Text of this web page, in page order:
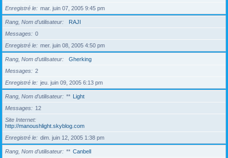
Enregistré le
mar. juin 07, 2005 9:45 pm
Rang, Nom d’utilisateur
RAJI
Messages
0
Enregistré le
mer. juin 08, 2005 4:50 pm
Rang, Nom d’utilisateur
Gherking
Messages
2
Enregistré le
jeu. juin 09, 2005 6:13 pm
Rang, Nom d’utilisateur ** Light
Messages
12
Site Internet
http://manoushlight.skyblog.com
Enregistré le
dim. juin 12, 2005 1:38 pm
Rang, Nom d’utilisateur ** Canbell